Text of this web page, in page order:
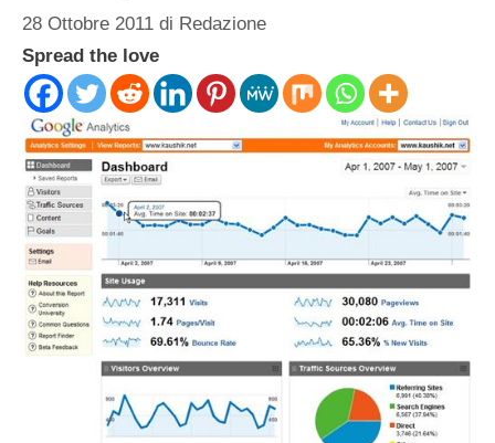
28 Ottobre 2011 di Redazione
Spread the love